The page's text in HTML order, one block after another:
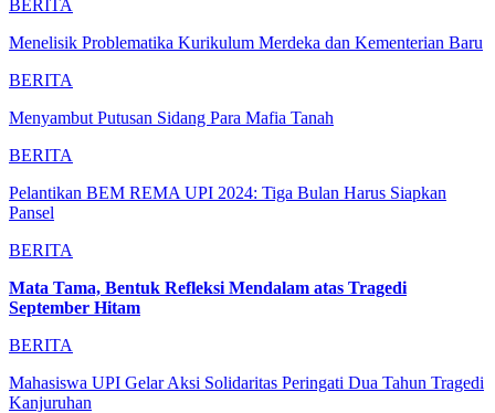
BERITA
Menelisik Problematika Kurikulum Merdeka dan Kementerian Baru
BERITA
Menyambut Putusan Sidang Para Mafia Tanah
BERITA
Pelantikan BEM REMA UPI 2024: Tiga Bulan Harus Siapkan
Pansel
BERITA
Mata Tama, Bentuk Refleksi Mendalam atas Tragedi
September Hitam
BERITA
Mahasiswa UPI Gelar Aksi Solidaritas Peringati Dua Tahun Tragedi
Kanjuruhan